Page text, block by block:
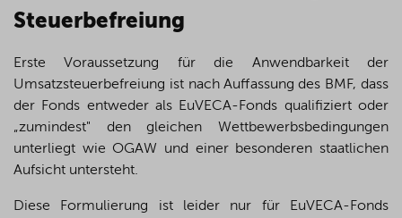
Steuerbefreiung
Erste Voraussetzung für die Anwendbarkeit der
Umsatzsteuerbefreiung ist nach Auffassung des BMF, dass
der Fonds entweder als EuVECA-Fonds qualifiziert oder
„zumindest" den gleichen Wettbewerbsbedingungen
unterliegt wie OGAW und einer besonderen staatlichen
Aufsicht untersteht.
Diese Formulierung ist leider nur für EuVECA-Fonds